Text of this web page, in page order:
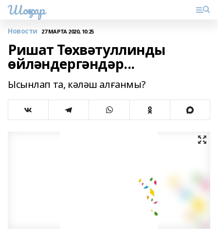
Шоңҡар
Новости 27 МАРТА 2020, 10:25
Ришат Төхвәтуллинды
өйләндергәндәр...
Ысынлап та, кәләш алғанмы?